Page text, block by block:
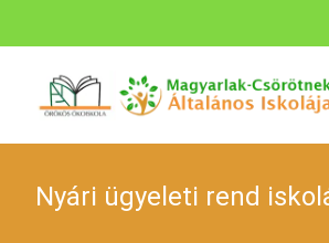
Nyári ügyeleti rend